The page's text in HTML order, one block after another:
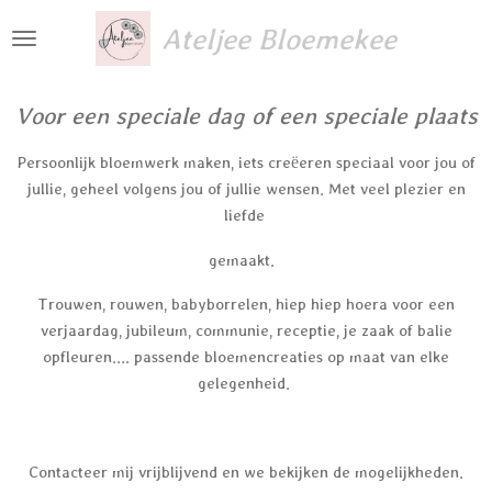
direct
hoofdinhoud
Ateljee Bloemekee
Voor een speciale dag of een speciale plaats
Persoonlijk bloemwerk maken, iets creëeren speciaal voor jou of
jullie, geheel volgens jou of jullie wensen. Met veel plezier en
liefde
gemaakt.
Trouwen, rouwen, babyborrelen, hiep hiep hoera voor een
verjaardag, jubileum, communie, receptie, je zaak of balie
opfleuren.... passende bloemencreaties op maat van elke
gelegenheid.
Contacteer mij vrijblijvend en we bekijken de mogelijkheden.